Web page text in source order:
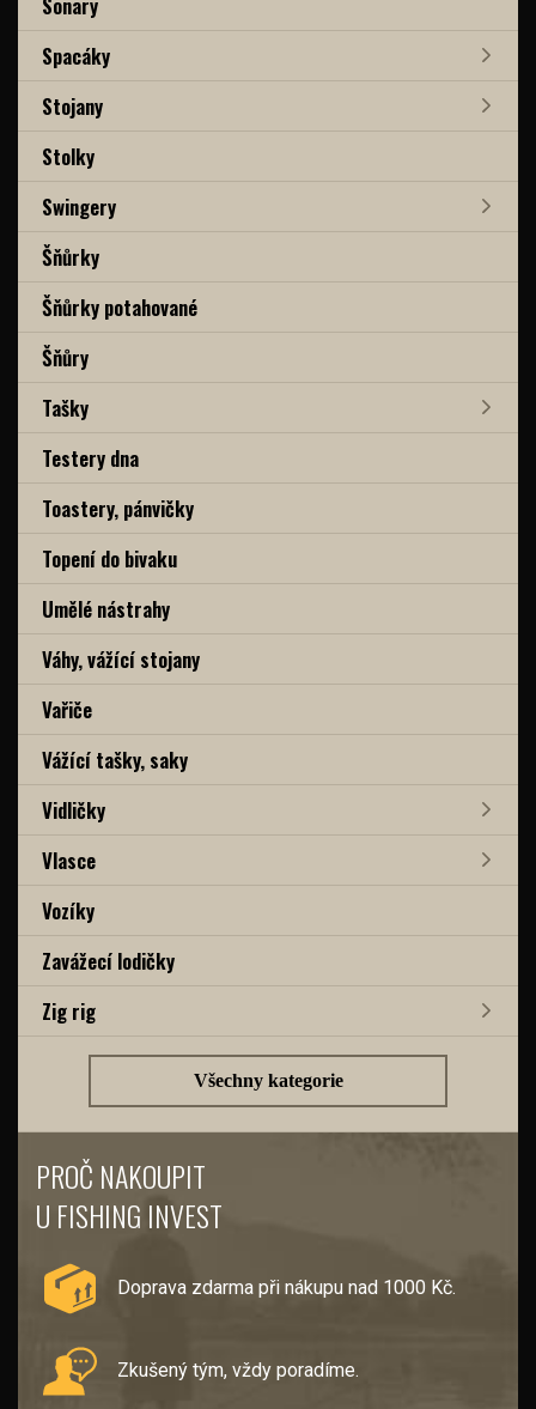
Spacáky
Stojany
Stolky
Swingery
Šňůrky
Šňůrky potahované
Šňůry
Tašky
Testery dna
Toastery, pánvičky
Topení do bivaku
Umělé nástrahy
Váhy, vážící stojany
Vařiče
Vážící tašky, saky
Vidličky
Vlasce
Vozíky
Zavážecí lodičky
Zig rig
Všechny kategorie
PROČ NAKOUPIT
U FISHING INVEST
Doprava zdarma při nákupu nad 1000 Kč.
Zkušený tým, vždy poradíme.